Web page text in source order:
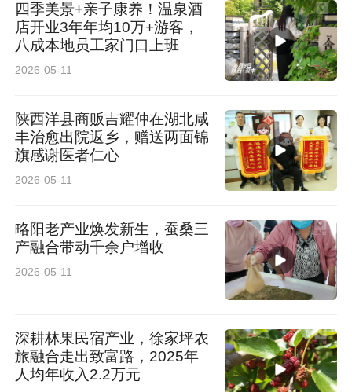
四季美景+亲子康养！温泉酒
店开业3年年均10万+游客，
八成本地员工家门口上班
2026-05-11
陕西洋县商贩吉耀仲在湖北咸
丰治愈出院返乡，赠送两面锦
旗感谢医者仁心
2026-05-11
略阳老产业焕发新生，蚕桑三
产融合带动千余户增收
2026-05-11
深耕林果民宿产业，徐家坪农
旅融合走出致富路，2025年
人均年收入2.2万元